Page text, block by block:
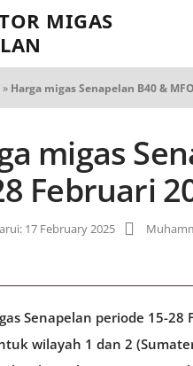
MIGAS
» Harga migas Senapelan B40 &
migas
Februari
17 February 2025
Senapelan periode 15-
wilayah 1 dan 2